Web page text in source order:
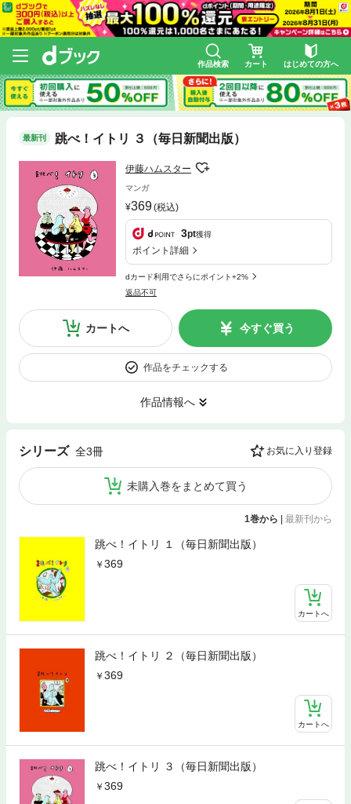
作品検索 カート はじめての方へ
最新刊 跳べ！イトリ ３（毎日新聞出版）
伊藤ハムスター
マンガ
369(税込)
3pt獲得
ポイント詳細
dカード利用でさらにポイント+2%
返品不可
カートへ 今すぐ買う
作品をチェックする
作品情報へ
シリーズ 全3冊 お気に入り登録
未購入巻をまとめて買う
1巻から 最新刊から
跳べ！イトリ １（毎日新聞出版）
369
カートへ
跳べ！イトリ ２（毎日新聞出版）
369
カートへ
跳べ！イトリ ３（毎日新聞出版）
369